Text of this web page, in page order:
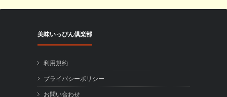
美味いっぴん倶楽部
利用規約
プライバシーポリシー
お問い合わせ